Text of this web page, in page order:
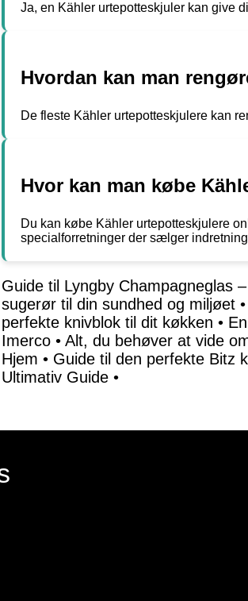
Ja, en Kähler urtepotteskjuler kan give
Hvordan kan man
De fleste Kähler urtepotteskjulere kan
Hvor kan man købe
Du kan købe Kähler urtepotteskjulere
specialforretninger der sælger
Guide til Lyngby Champagneglas
sugerør til din sundhed og miljøet •
perfekte knivblok til dit køkken •
Imerco • Alt, du behøver at vide
Hjem • Guide til den perfekte Bitz
Ultimativ Guide •